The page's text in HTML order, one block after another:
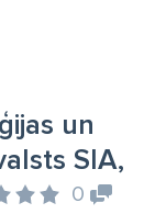
un
SIA,
0